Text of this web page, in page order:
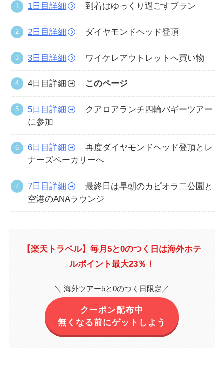
1日目詳細 到着はゆっくり過ごすプラン
2日目詳細 ダイヤモンドヘッド登頂
3日目詳細 ワイケレアウトレットへ買い物
4日目詳細 このページ
5日目詳細
クアロアランチ四輪バギーツアー
に参加
6日目詳細
再度ダイヤモンドヘッド登頂とレ
ナーズベーカリーへ
7日目詳細
最終日は早朝のカピオラ二公園と
空港のANAラウンジ
【楽天トラベル】毎月5と0のつく日は海外ホテ
ルポイント最大23％！
＼ 海外ツアー5と0のつく日限定／
クーポン配布中
無くなる前にゲットしよう